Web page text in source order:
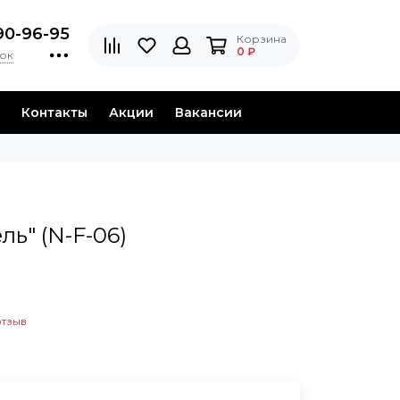
96-95
Корзина
0 ₽
Контакты Акции Вакансии
(N-F-06)